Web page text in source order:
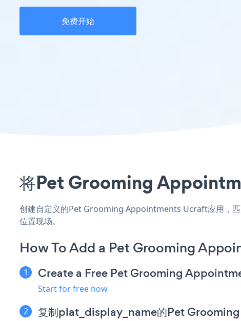
免费开始
将Pet Grooming
创建自定义的Pet Grooming Appointments Ucraft应用，
位置现场。
How To Add a Pet Grooming
Create a Free Pet Grooming
Start for free now
复制plat_display_name的Pet